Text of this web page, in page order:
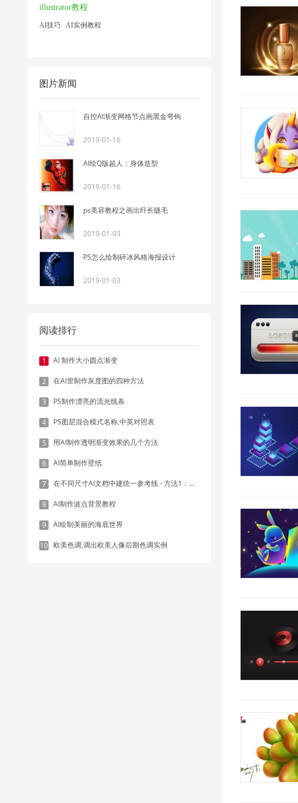
illustrator教程
AI技巧 AI实例教程
图片新闻
自控AI渐变网格节点画黑金弯钩
2019-01-16
AI绘Q版超人：身体造型
2019-01-16
ps美容教程之画出纤长睫毛
2019-01-03
PS怎么绘制碎冰风格海报设计
2019-01-03
阅读排行
1 AI 制作大小圆点渐变
2 在AI里制作灰度图的四种方法
3 PS制作漂亮的流光线条
4 PS图层混合模式名称,中英对照表
5 用AI制作透明渐变效果的几个方法
6 AI简单制作壁纸
7 在不同尺寸AI文档中建统一参考线 - 方法1：对齐和分布
8 AI制作波点背景教程
9 AI绘制美丽的海底世界
10 欧美色调,调出欧美人像后期色调实例